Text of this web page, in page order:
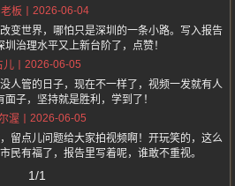
板
2026-06-04
变世界，哪怕只是深圳的一条小路。写入报告
治理水平又上新台阶了，点赞！
儿
2026-06-05
人管的日子，现在不一样了，视频一发就有人
子，坚持就是胜利，学到了！
渥
2026-06-05
留点儿问题给大家拍视频啊！开玩笑的，这么
民有福了，报告里写着呢，谁敢不重视。
1/1